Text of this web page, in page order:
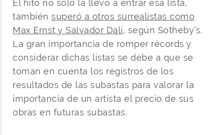
El hito no solo la llevó a entrar esa lista,
tambiénsuperó a otros surrealistas como
Max Ernst y Salvador Dalí, según Sotheby’s.
La gran importancia de romper récords y
considerar dichas listas se debe a que se
toman en cuenta los registros de los
resultados de las subastas para valorar la
importancia de un artista el precio de sus
obras en futuras subastas.